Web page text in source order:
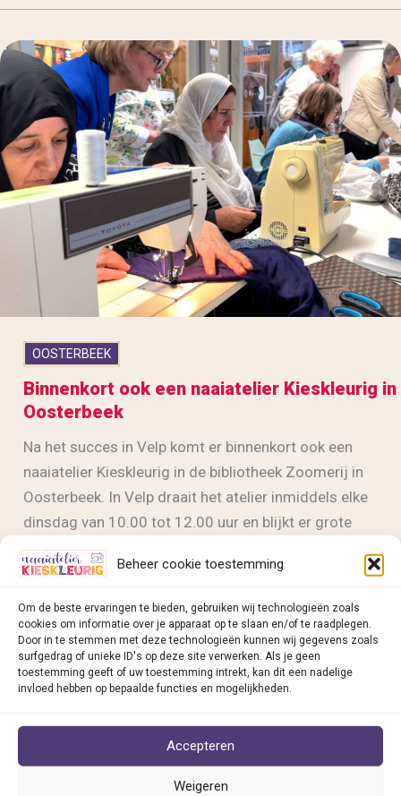
Beheer cookie toestemming
Om de beste ervaringen te bieden, gebruiken wij technologieën zoals
cookies om informatie over je apparaat op te slaan en/of te raadplegen.
Door in te stemmen met deze technologieën kunnen wij gegevens zoals
surfgedrag of unieke ID's op deze site verwerken. Als je geen
toestemming geeft of uw toestemming intrekt, kan dit een nadelige
invloed hebben op bepaalde functies en mogelijkheden.
Accepteren
Weigeren
OOSTERBEEK
Binnenkort ook een naaiatelier Kieskleurig in
Oosterbeek
Na het succes in Velp komt er binnenkort ook een
naaiatelier Kieskleurig in de bibliotheek Zoomerij in
Oosterbeek. In Velp draait het atelier inmiddels elke
dinsdag van 10.00 tot 12.00 uur en blijkt er grote
behoefte te zijn aan een plek om te leren én nieuwe
contacten op te doen.
Binnenkort
ook
een
naaiatelier
Oosterbeek
Lees bericht »
• Deventer
• Dieren